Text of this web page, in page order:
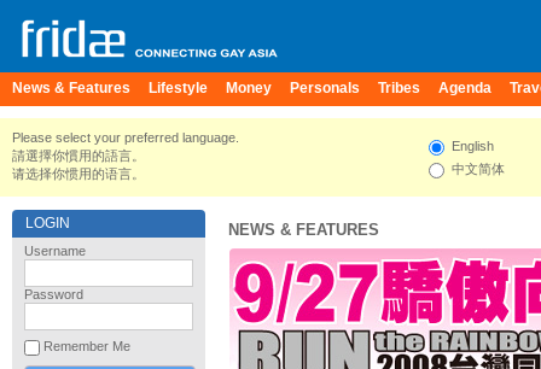
News & Features Lifestyle Money Personals Tribes Agenda
Please select your preferred language.
請選擇你慣用的語言。
请选择你惯用的语言。
English
中文简体
LOGIN
Username
Password
Remember Me
NEWS & FEATURES